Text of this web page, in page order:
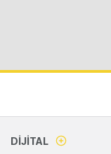
DIJITAL